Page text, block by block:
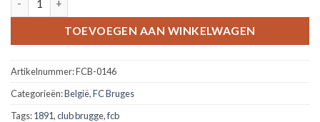
TOEVOEGEN AAN WINKELWAGEN
Artikelnummer:FCB-0146
Categorieën:België,FC Bruges
Tags:1891,club brugge,fcb